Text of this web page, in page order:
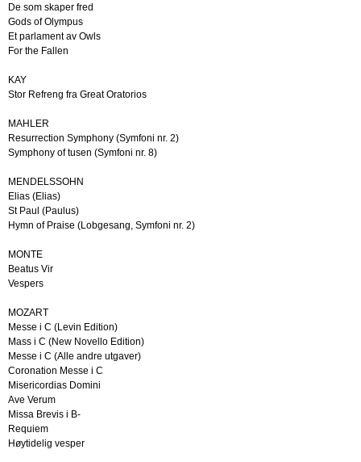
De som skaper fred
Gods of Olympus
Et parlament av Owls
For the Fallen
KAY
Stor Refreng fra Great Oratorios
MAHLER
Resurrection Symphony (Symfoni nr. 2)
Symphony of tusen (Symfoni nr. 8)
MENDELSSOHN
Elias (Elias)
St Paul (Paulus)
Hymn of Praise (Lobgesang, Symfoni nr. 2)
MONTE
Beatus Vir
Vespers
MOZART
Messe i C (Levin Edition)
Mass i C (New Novello Edition)
Messe i C (Alle andre utgaver)
Coronation Messe i C
Misericordias Domini
Ave Verum
Missa Brevis i B-
Requiem
Høytidelig vesper